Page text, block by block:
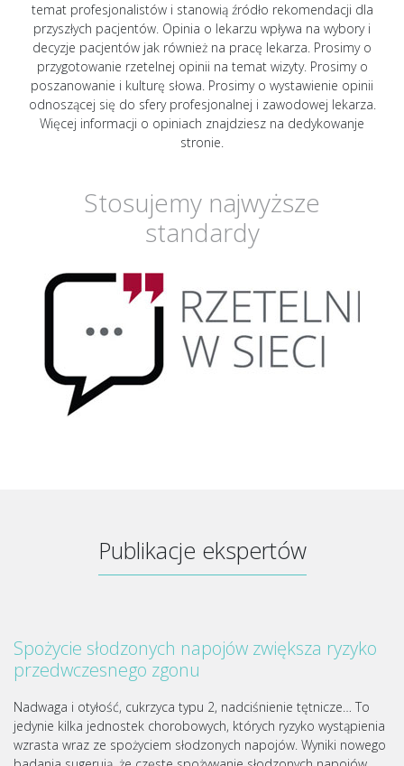
temat profesjonalistów i stanowią źródło rekomendacji dla
przyszłych pacjentów. Opinia o lekarzu wpływa na wybory i
decyzje pacjentów jak również na pracę lekarza. Prosimy o
przygotowanie rzetelnej opinii na temat wizyty. Prosimy o
poszanowanie i kulturę słowa. Prosimy o wystawienie opinii
odnoszącej się do sfery profesjonalnej i zawodowej lekarza.
Więcej informacji o opiniach znajdziesz na dedykowanje
stronie.
Stosujemy najwyższe
standardy
Publikacje ekspertów
Spożycie słodzonych napojów zwiększa ryzyko
przedwczesnego zgonu
Nadwaga i otyłość, cukrzyca typu 2, nadciśnienie tętnicze… To
jedynie kilka jednostek chorobowych, których ryzyko wystąpienia
wzrasta wraz ze spożyciem słodzonych napojów. Wyniki nowego